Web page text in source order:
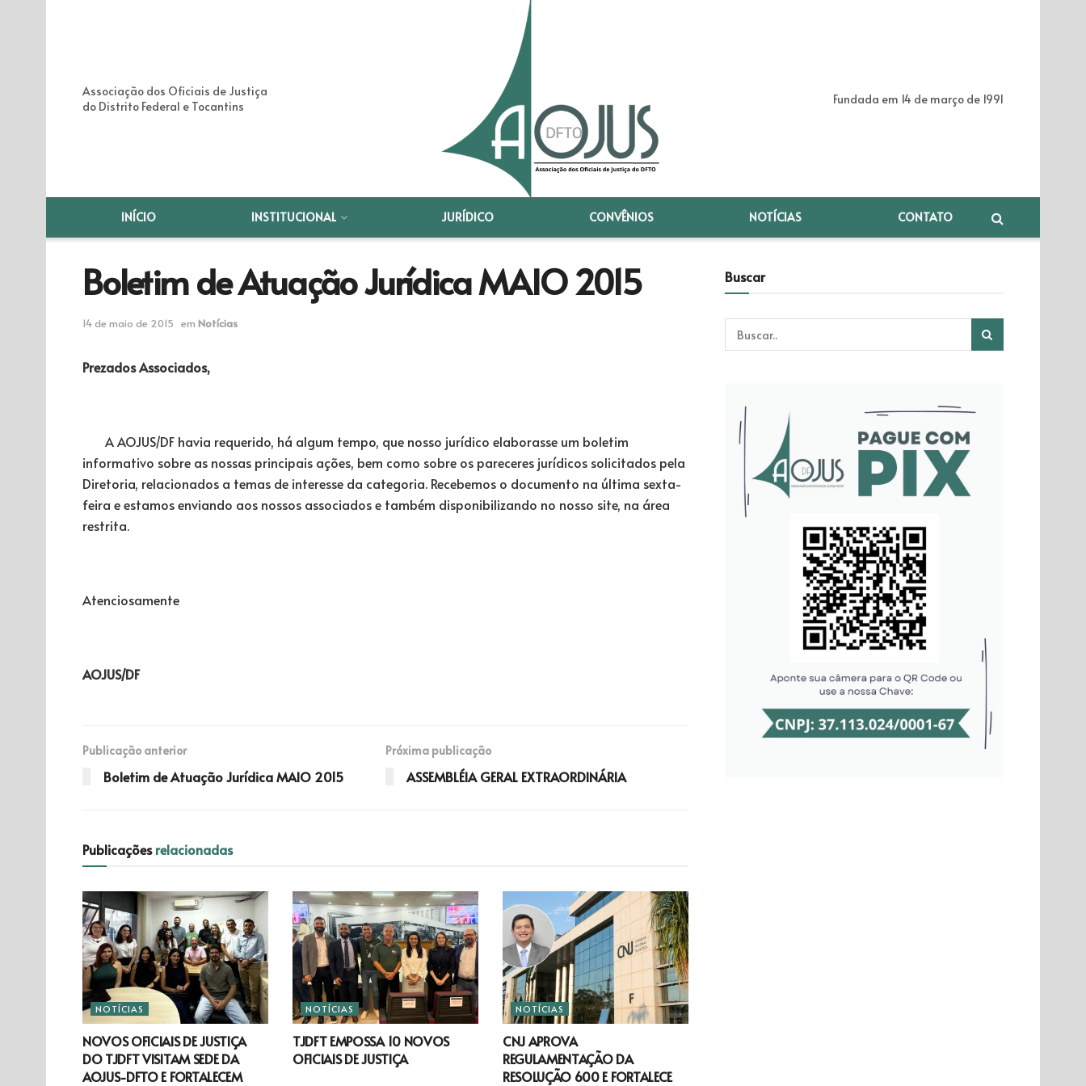
Associação dos Oficiais de Justiça
do Distrito Federal e Tocantins
Fundada em 14 de março de 1991
INÍCIO INSTITUCIONAL JURÍDICO CONVÊNIOS NOTÍCIAS CONTATO
Boletim de Atuação Jurídica MAIO 2015
14 de maio de 2015 em Notícias
Prezados Associados,
A AOJUS/DF havia requerido, há algum tempo, que nosso jurídico elaborasse um boletim
informativo sobre as nossas principais ações, bem como sobre os pareceres jurídicos solicitados pela
Diretoria, relacionados a temas de interesse da categoria. Recebemos o documento na última sexta-
feira e estamos enviando aos nossos associados e também disponibilizando no nosso site, na área
restrita.
Atenciosamente
AOJUS/DF
Publicação anterior
Boletim de Atuação Jurídica MAIO 2015
Próxima publicação
ASSEMBLÉIA GERAL EXTRAORDINÁRIA
Publicaçõesrelacionadas
NOTÍCIAS
NOVOS OFICIAIS DE JUSTIÇA
DO TJDFT VISITAM SEDE DA
AOJUS-DFTO E FORTALECEM
NOTÍCIAS
TJDFT EMPOSSA 10 NOVOS
OFICIAIS DE JUSTIÇA
NOTÍCIAS
CNJ APROVA
REGULAMENTAÇÃO DA
RESOLUÇÃO 600 E FORTALECE
Buscar